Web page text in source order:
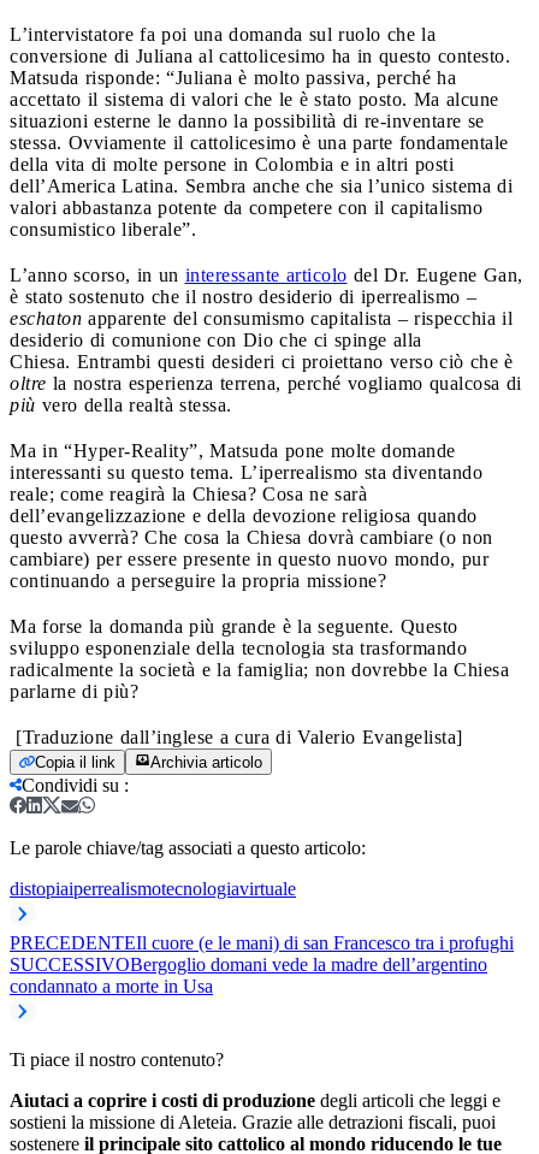
L’intervistatore fa poi una domanda sul ruolo che la
conversione di Juliana al cattolicesimo ha in questo contesto.
Matsuda risponde: “Juliana è molto passiva, perché ha
accettato il sistema di valori che le è stato posto. Ma alcune
situazioni esterne le danno la possibilità di re-inventare se
stessa. Ovviamente il cattolicesimo è una parte fondamentale
della vita di molte persone in Colombia e in altri posti
dell’America Latina. Sembra anche che sia l’unico sistema di
valori abbastanza potente da competere con il capitalismo
consumistico liberale”.
L’anno scorso, in un interessante articolo del Dr. Eugene Gan,
è stato sostenuto che il nostro desiderio di iperrealismo –
eschaton apparente del consumismo capitalista – rispecchia il
desiderio di comunione con Dio che ci spinge alla
Chiesa. Entrambi questi desideri ci proiettano verso ciò che è
oltre la nostra esperienza terrena, perché vogliamo qualcosa di
più vero della realtà stessa.
Ma in “Hyper-Reality”, Matsuda pone molte domande
interessanti su questo tema. L’iperrealismo sta diventando
reale; come reagirà la Chiesa? Cosa ne sarà
dell’evangelizzazione e della devozione religiosa quando
questo avverrà? Che cosa la Chiesa dovrà cambiare (o non
cambiare) per essere presente in questo nuovo mondo, pur
continuando a perseguire la propria missione?
Ma forse la domanda più grande è la seguente. Questo
sviluppo esponenziale della tecnologia sta trasformando
radicalmente la società e la famiglia; non dovrebbe la Chiesa
parlarne di più?
[Traduzione dall’inglese a cura di Valerio Evangelista]
Copia il link Archivia articolo
Condividi su :
Le parole chiave/tag associati a questo articolo:
distopiaiperrealismotecnologiavirtuale
PRECEDENTEIl cuore (e le mani) di san Francesco tra i profughi
SUCCESSIVOBergoglio domani vede la madre dell’argentino
condannato a morte in Usa
Ti piace il nostro contenuto?
Aiutaci a coprire i costi di produzione degli articoli che leggi e
sostieni la missione di Aleteia. Grazie alle detrazioni fiscali, puoi
sostenere il principale sito cattolico al mondo riducendo le tue